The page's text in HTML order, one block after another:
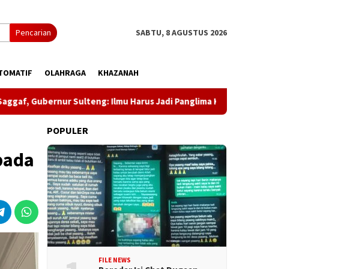
Pencarian SABTU, 8 AGUSTUS 2026
OLAHRAGA KHAZANAH
Sulteng: Ilmu Harus Jadi Panglima Kehidupan
POPULER
FILE NEWS